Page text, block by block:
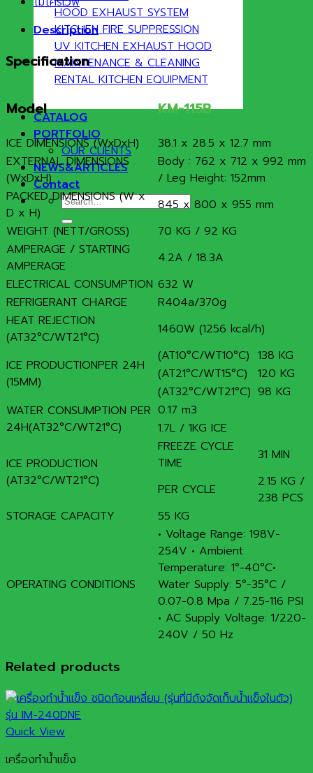
HOOD EXHAUST SYSTEM
KITCHEN FIRE SUPPRESSION
UV KITCHEN EXHAUST HOOD
MAINTENANCE & CLEANING
RENTAL KITCHEN EQUIPMENT
CATALOG
PORTFOLIO
OUR CLIENTS
NEWS&ARTICLES
Contact
Search
for:
Description
Specification
Model KM-115B
ICE DIMENSIONS (WxDxH)
38.1 x 28.5 x 12.7 mm
EXTERNAL DIMENSIONS
(WxDxH)
Body : 762 x 712 x 992 mm
/ Leg Height: 152mm
PACKED DIMENSIONS (W x
D x H)
845 x 800 x 955 mm
WEIGHT (NETT/GROSS)
70 KG / 92 KG
AMPERAGE / STARTING
AMPERAGE
4.2A / 18.3A
ELECTRICAL CONSUMPTION 632 W
REFRIGERANT CHARGE
R404a/370g
HEAT REJECTION
(AT32°C/WT21°C)
1460W (1256 kcal/h)
ICE PRODUCTIONPER 24H
(15MM)
(AT10°C/WT10°C) 138 KG
(AT21°C/WT15°C)
120 KG
(AT32°C/WT21°C) 98 KG
WATER CONSUMPTION PER
24H(AT32°C/WT21°C)
0.17 m3
1.7L / 1KG ICE
ICE PRODUCTION
(AT32°C/WT21°C)
FREEZE CYCLE
TIME
31 MIN
PER CYCLE
2.15 KG /
238 PCS
STORAGE CAPACITY
55 KG
OPERATING CONDITIONS
• Voltage Range: 198V-
254V • Ambient
Temperature: 1°-40°C•
Water Supply: 5°-35°C /
0.07-0.8 Mpa / 7.25-116 PSI
• AC Supply Voltage: 1/220-
240V / 50 Hz
Related products
Quick View
เครื่องทำน้ำแข็ง